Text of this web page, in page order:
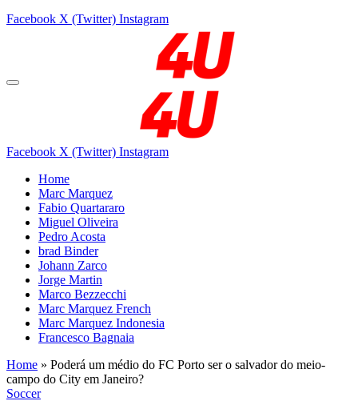
Facebook X (Twitter) Instagram
Facebook X (Twitter) Instagram
Home
Marc Marquez
Fabio Quartararo
Miguel Oliveira
Pedro Acosta
brad Binder
Johann Zarco
Jorge Martin
Marco Bezzecchi
Marc Marquez French
Marc Marquez Indonesia
Francesco Bagnaia
Home » Poderá um médio do FC Porto ser o salvador do meio-
campo do City em Janeiro?
Soccer